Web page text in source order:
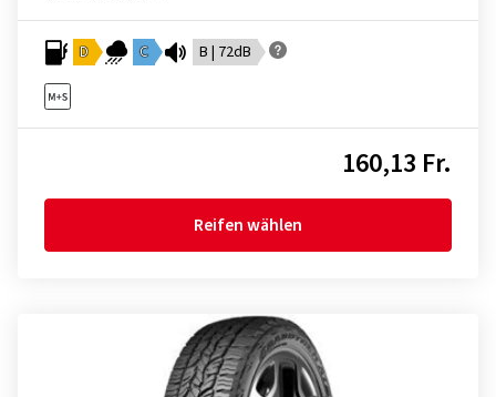
D C B | 72dB
160,13 Fr.
Reifen wählen